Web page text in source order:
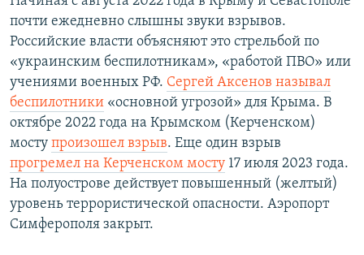
почти ежедневно слышны звуки взрывов.
Российские власти объясняют это стрельбой по
«украинским беспилотникам», «работой ПВО» или
учениями военных РФ. Сергей Аксенов называл
беспилотники «основной угрозой» для Крыма. В
октябре 2022 года на Крымском (Керченском)
мосту произошел взрыв. Еще один взрыв
прогремел на Керченском мосту 17 июля 2023 года.
На полуострове действует повышенный (желтый)
уровень террористической опасности. Аэропорт
Симферополя закрыт.